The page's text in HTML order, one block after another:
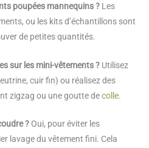
poupées mannequins ? Les
ou les kits d’échantillons sont
de petites quantités.
sur les mini-vêtements ? Utilisez
cuir fin) ou réalisez des
zigzag ou une goutte decolle.
? Oui, pour éviter les
lavage du vêtement fini. Cela